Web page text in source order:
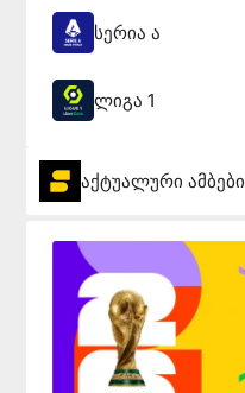
სერია ა
ლიგა 1
აქტუალური ამბები